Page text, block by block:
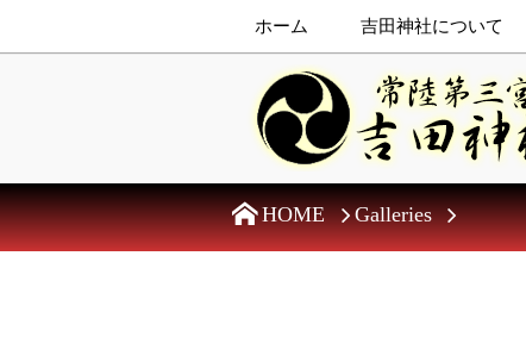
ホーム 吉田神社について
HOME Galleries